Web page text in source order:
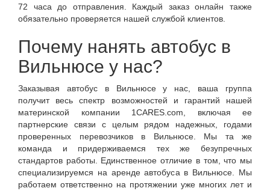
72 часа до отправления. Каждый заказ онлайн также
обязательно проверяется нашей службой клиентов.
Почему нанять автобус в
Вильнюсе у нас?
Заказывая автобус в Вильнюсе у нас, ваша группа
получит весь спектр возможностей и гарантий нашей
материнской компании 1CARES.com, включая ее
партнерские связи с целым рядом надежных, годами
проверенных перевозчиков в Вильнюсе. Мы та же
команда и придерживаемся тех же безупречных
стандартов работы. Единственное отличие в том, что мы
специализируемся на аренде автобуса в Вильнюсе. Мы
работаем ответственно на протяжении уже многих лет и